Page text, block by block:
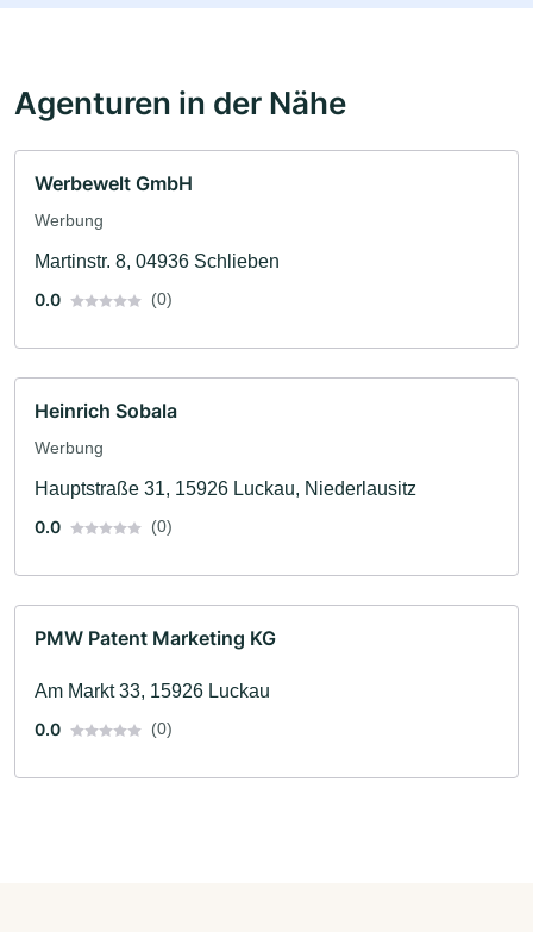
Agenturen in der Nähe
Werbewelt GmbH
Werbung
Martinstr. 8, 04936 Schlieben
0.0
(0)
Heinrich Sobala
Werbung
Hauptstraße 31, 15926 Luckau, Niederlausitz
0.0
(0)
PMW Patent Marketing KG
Am Markt 33, 15926 Luckau
0.0
(0)